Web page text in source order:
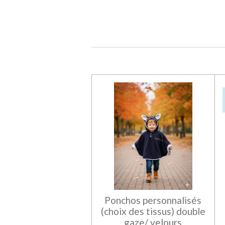
Ponchos personnalisés
(choix des tissus) double
gaze/ velours